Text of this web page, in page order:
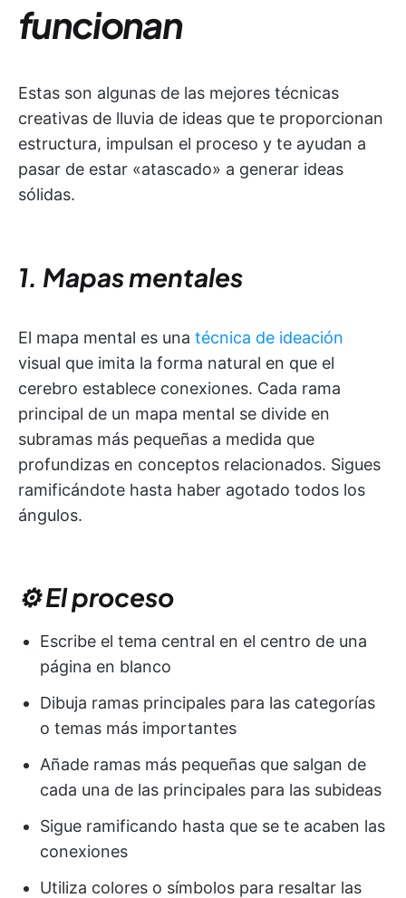
funcionan
Estas son algunas de las mejores técnicas
creativas de lluvia de ideas que te proporcionan
estructura, impulsan el proceso y te ayudan a
pasar de estar «atascado» a generar ideas
sólidas.
1. Mapas mentales
El mapa mental es una técnica de ideación
visual que imita la forma natural en que el
cerebro establece conexiones. Cada rama
principal de un mapa mental se divide en
subramas más pequeñas a medida que
profundizas en conceptos relacionados. Sigues
ramificándote hasta haber agotado todos los
ángulos.
⚙️ El proceso
Escribe el tema central en el centro de una
página en blanco
Dibuja ramas principales para las categorías
o temas más importantes
Añade ramas más pequeñas que salgan de
cada una de las principales para las subideas
Sigue ramificando hasta que se te acaben las
conexiones
Utiliza colores o símbolos para resaltar las